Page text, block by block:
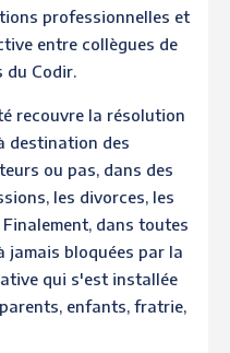
professionnelles et
entre collègues de
du Codir.
recouvre la résolution
destination des
ou pas, dans des
les divorces, les
dans toutes
bloquées par la
qui s'est installée
enfants, fratrie,